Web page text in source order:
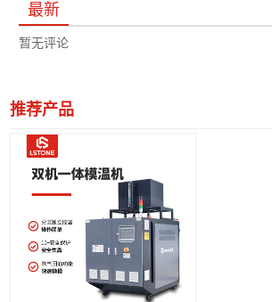
最新
暂无评论
推荐产品